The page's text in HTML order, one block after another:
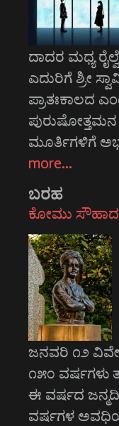
ದಾದರ ಮಧ್ಯ
ಎದುರಿಗೆ ಶ್ರೀ
ಪ್ರಾತಃಕಾಲದ
ಮೂರ್ತಿಗಳಿಗೆ
more…
ಬರಹ
ಕೋಮು
ಜನವರಿ ೧೨
೧೫೦ ವರ್ಷಗಳು
ಈ ವರ್ಷದ
ವರ್ಷಗಳ